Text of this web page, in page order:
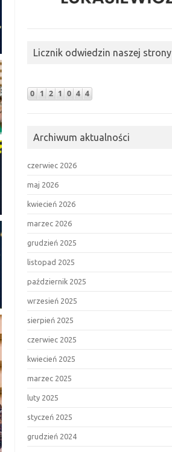
Licznik odwiedzin naszej strony
Archiwum aktualności
czerwiec 2026
maj 2026
kwiecień 2026
marzec 2026
grudzień 2025
listopad 2025
październik 2025
wrzesień 2025
sierpień 2025
czerwiec 2025
kwiecień 2025
marzec 2025
luty 2025
styczeń 2025
grudzień 2024